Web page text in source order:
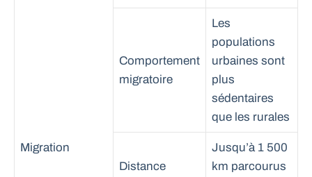
Migration
Comportement
migratoire
Les
populations
urbaines sont
plus
sédentaires
que les rurales
Distance
Jusqu’à 1 500
km parcourus